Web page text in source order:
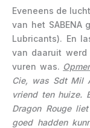
Eveneens de
van het SABENA
Lubricants). En
van daaruit
vuren was.
Cie, was Sdt Mil
vriend ten huize.
Dragon Rouge
goed hadden